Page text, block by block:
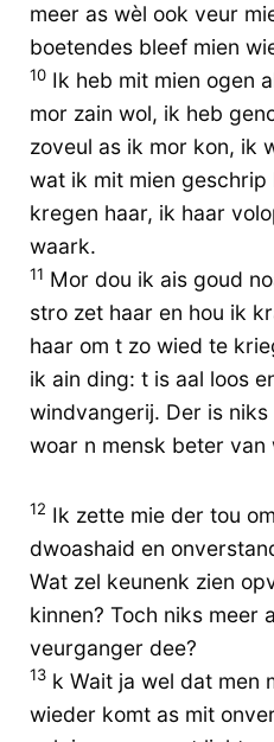
meer as wèl ook veur
boetendes bleef mien
10 Ik heb mit mien ogen
mor zain wol, ik heb
zoveul as ik mor kon, ik
wat ik mit mien geschrip
kregen haar, ik haar
waark.
11 Mor dou ik ais goud
stro zet haar en hou ik
haar om t zo wied te
ik ain ding: t is aal loos
windvangerij. Der is niks
woar n mensk beter van
12 Ik zette mie der tou
dwoashaid en
Wat zel keunenk zien
kinnen? Toch niks meer
veurganger dee?
13 k Wait ja wel dat men
wieder komt as mit